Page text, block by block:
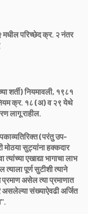
परिच्छेद क्र. २ नंतर
शर्ती) नियमावली, १९८१
क्र. १८ (अ) व २९ येथे
लागू राहील.
(परंतु उप-
मोठया सुट्यांना हक्कदार
एखाद्या भागाचा लाभ
पूर्ण सुटीशी त्याने
असेल त्या प्रमाणात
असलेल्या संख्याऐवढी अर्जित